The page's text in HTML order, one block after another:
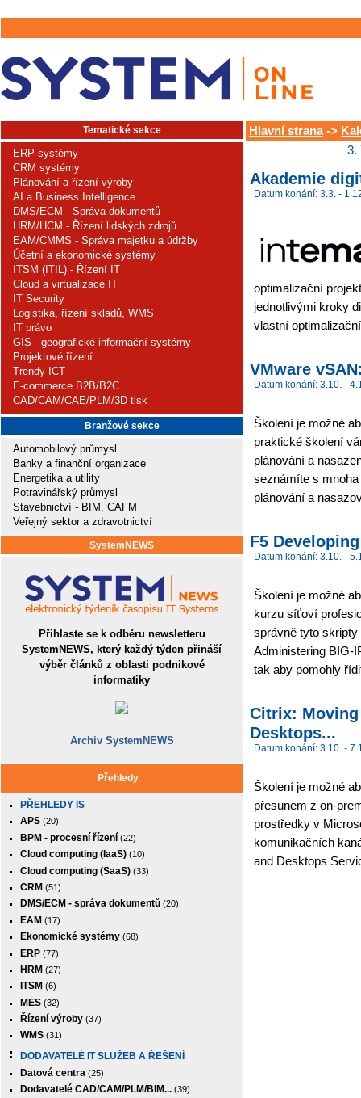
Tematické sekce
ERP systémy
CRM systémy
Plánování a řízení výroby
AI a Business Intelligence
DMS/ECM - Správa dokumentů
HRM/HCM - Řízení lidských zdrojů
EAM/CMMS - Správa majetku a údržby
Účetní a ekonomické systémy
ITSM (ITIL) - Řízení IT
Cloud a virtualizace IT
IT Security
Logistika, řízení skladů, WMS
IT právo
GIS - geografické informační systémy
Projektové řízení
Trendy ICT
E-commerce B2B/B2C
CAD/CAM/CAE/PLM/3D tisk
Branžové sekce
Automobilový průmysl
Banky a finanční organizace
Energetika a utility
Potravinářský průmysl
Stavebnictví - BIM, CAFM
Veřejný sektor a zdravotnictví
SystemNEWS
Přihlaste se k odběru newsletteru
SystemNEWS, který každý týden přináší
výběr článků z oblasti podnikové
informatiky
Archiv SystemNEWS
Přehledy
PŘEHLEDY IS
APS (20)
BPM - procesní řízení (22)
Cloud computing (IaaS) (10)
Cloud computing (SaaS) (33)
CRM (51)
DMS/ECM - správa dokumentů (20)
EAM (17)
Ekonomické systémy (68)
ERP (77)
HRM (27)
ITSM (6)
MES (32)
Řízení výroby (37)
WMS (31)
DODAVATELÉ IT SLUŽEB A ŘEŠENÍ
Datová centra (25)
Dodavatelé CAD/CAM/PLM/BIM... (39)
Hlavní strana->
3.
Akademie
Datum konání: 3.3. -
optimalizační
jednotlivými kroky
vlastní
VMware
Datum konání: 3.10. -
Školení je možné
praktické školení
plánování a
seznámíte s
plánování a
F5
Datum konání: 3.10. -
Školení je možné
kurzu síťoví
správně tyto
Administering BIG-
tak aby pomohly
Citrix:
Desktops...
Datum konání: 3.10. -
Školení je možné
přesunem z on-
prostředky v
komunikačních
and Desktops